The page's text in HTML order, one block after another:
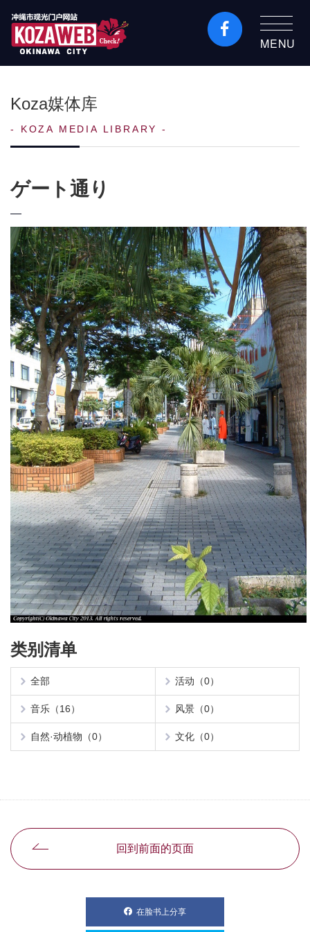
冲绳市旅游门户网站
MENU
Koza媒体库
KOZA MEDIA LIBRARY
ゲート通り
类别清单
全部 活动（0）
音乐（16） 风景（0）
自然·动植物（0） 文化（0）
回到前面的页面
在脸书上分享